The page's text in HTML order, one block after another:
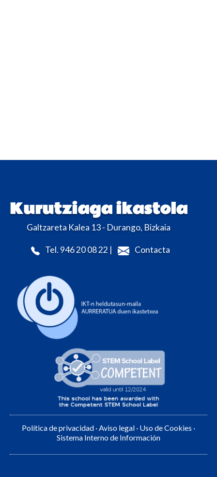
Kurutziaga ikastola
Galtzareta Kalea 13 - Durango, Bizkaia
Tel. 946 20 08 22 | Contacta
Política de privacidad ·Aviso legal · Uso de Cookies ·
Sistema Interno de Información